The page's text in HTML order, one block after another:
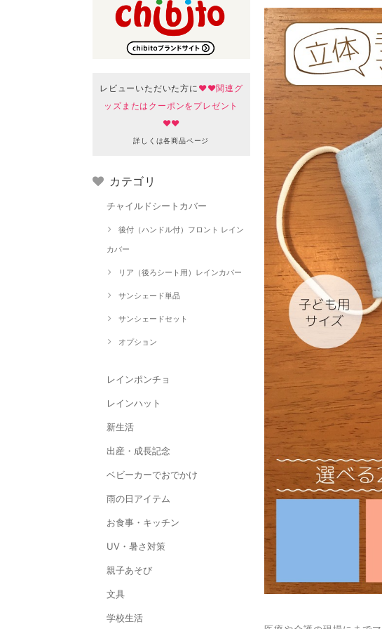
レビューいただいた方に ♥♥関連グ
ッズまたはクーポンをプレゼント
♥♥
詳しくは各商品ページ
カテゴリ
チャイルドシートカバー
後付（ハンドル付）フロント レイン
カバー
リア（後ろシート用）レインカバー
サンシェード単品
サンシェードセット
オプション
レインポンチョ
レインハット
新生活
出産・成長記念
ベビーカーでおでかけ
雨の日アイテム
お食事・キッチン
UV・暑さ対策
親子あそび
文具
学校生活